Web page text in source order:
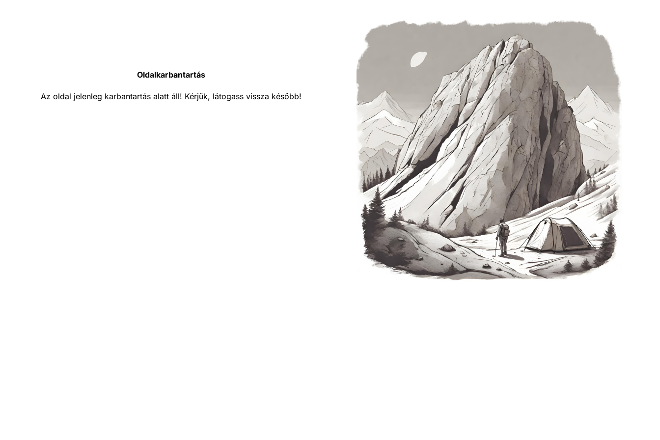
Oldalkarbantartás
Az oldal jelenleg karbantartás alatt áll! Kérjük, látogass vissza később!